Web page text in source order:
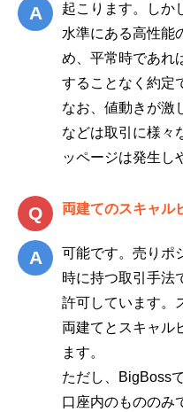
起こります。しか
水準にある高性能
め、平常時であれ
することなく約定
なお、値動きが激
などは取引に様々
ッページは発生し
両建てのスキャル
可能です。売りポ
時に持つ取引手法
許可しています。
両建てとスキャル
ます。
ただし、BigBoss
口座内のもののみ